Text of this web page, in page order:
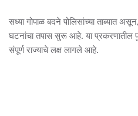
सध्या गोपाळ बदने पोलिसांच्या ताब्यात
घटनांचा तपास सुरू आहे. या प्रकरणातील
संपूर्ण राज्याचे लक्ष लागले आहे.